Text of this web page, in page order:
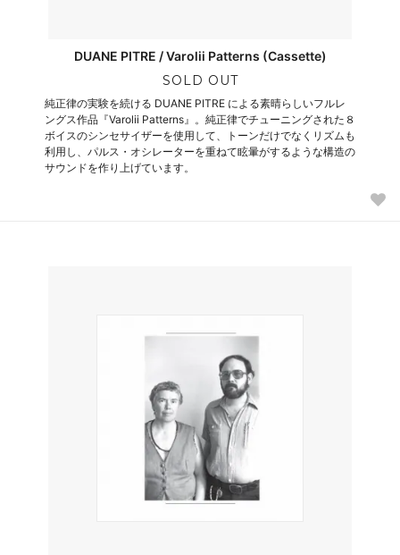
DUANE PITRE / Varolii Patterns (Cassette)
SOLD OUT
純正律の実験を続ける DUANE PITRE による素晴らしいフルレ
ングス作品『Varolii Patterns』。純正律でチューニングされた８
ボイスのシンセサイザーを使用して、トーンだけでなくリズムも
利用し、パルス・オシレーターを重ねて眩暈がするような構造の
サウンドを作り上げています。